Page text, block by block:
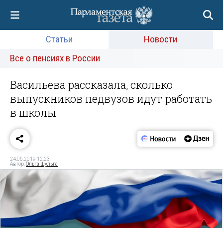
Статьи
Новости
Все о пенсиях в России
Васильева рассказала, сколько
выпускников педвузов идут работать
в школы
24.06.2019 12:23
Автор:Ольга Шульга